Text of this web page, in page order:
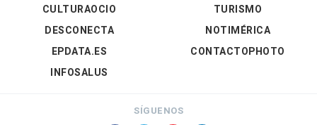
CULTURAOCIO
DESCONECTA
EPDATA.ES
INFOSALUS
TURISMO
NOTIMÉRICA
CONTACTOPHOTO
SÍGUENOS